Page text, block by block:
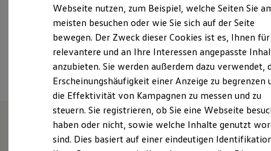
Laden
Laden unterwegs
Laden Zuhause
Ladestationen finden
Ladezeitensimulator
Batterie
Sicherheit
Garantie und Lebensdauer
Nachhaltigkeit
Technologie
Kosten und Kauf
Verbrauchskosten
Kaufoptionen
Ansprechpartner
Unsere Leistungenim
Webseite nutzen, zum Beispiel, welche Seiten Sie
meisten besuchen oder wie Sie sich auf der Seite
bewegen. Der Zweck dieser Cookies ist es, Ihnen für
relevantere und an Ihre Interessen angepasste
anzubieten. Sie werden außerdem dazu verwendet,
Erscheinungshäufigkeit einer Anzeige zu begrenzen
die Effektivität von Kampagnen zu messen und zu
steuern. Sie registrieren, ob Sie eine Webseite
haben oder nicht, sowie welche Inhalte genutzt
sind. Dies basiert auf einer eindeutigen